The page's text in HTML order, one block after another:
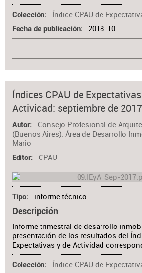
Colección Índice CPAU de
Fecha de publicación 2018-10
Índices CPAU de
Actividad: septiembre de 2017
Autor
Consejo Profesional de
(Buenos Aires). Área de Desarrollo
Mario
Editor CPAU
Tipo informe técnico
Descripción
Informe trimestral de desarrollo
presentación de los resultados del
Expectativas y de Actividad
Colección Índice CPAU de